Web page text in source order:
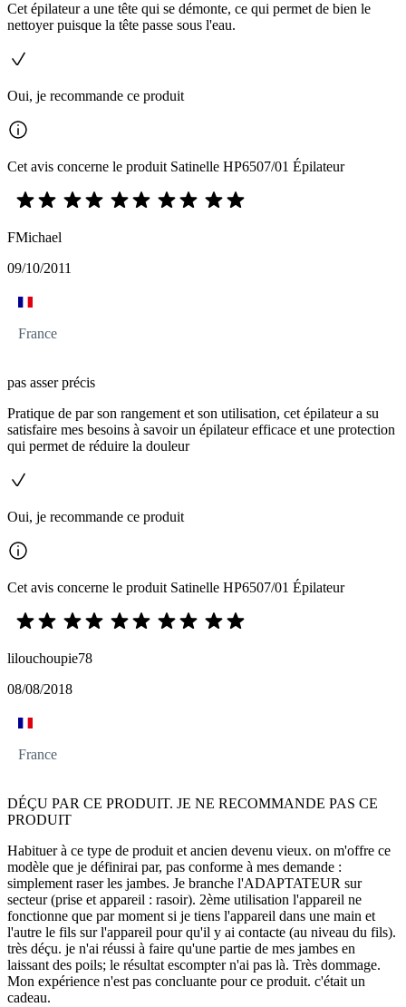
Cet épilateur a une tête qui se démonte, ce qui permet de bien le
nettoyer puisque la tête passe sous l'eau.
Oui, je recommande ce produit
Cet avis concerne le produit Satinelle HP6507/01 Épilateur
FMichael
09/10/2011
France
pas asser précis
Pratique de par son rangement et son utilisation, cet épilateur a su
satisfaire mes besoins à savoir un épilateur efficace et une protection
qui permet de réduire la douleur
Oui, je recommande ce produit
Cet avis concerne le produit Satinelle HP6507/01 Épilateur
lilouchoupie78
08/08/2018
France
DÉÇU PAR CE PRODUIT. JE NE RECOMMANDE PAS CE
PRODUIT
Habituer à ce type de produit et ancien devenu vieux. on m'offre ce
modèle que je définirai par, pas conforme à mes demande :
simplement raser les jambes. Je branche l'ADAPTATEUR sur
secteur (prise et appareil : rasoir). 2ème utilisation l'appareil ne
fonctionne que par moment si je tiens l'appareil dans une main et
l'autre le fils sur l'appareil pour qu'il y ai contacte (au niveau du fils).
très déçu. je n'ai réussi à faire qu'une partie de mes jambes en
laissant des poils; le résultat escompter n'ai pas là. Très dommage.
Mon expérience n'est pas concluante pour ce produit. c'était un
cadeau.